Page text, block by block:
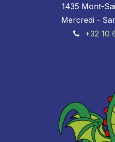
1435 Mont-
Mercredi -
+32 10